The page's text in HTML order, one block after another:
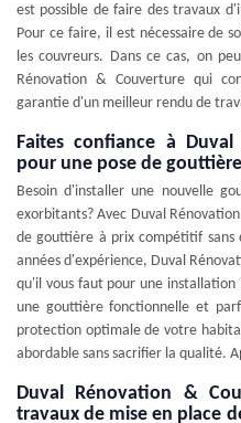
est possible de faire des travaux
Pour ce faire, il est nécessaire de
les couvreurs. Dans ce cas, on
Rénovation & Couverture qui
garantie d'un meilleur rendu de
Faites confiance à
pour une pose de
Besoin d'installer une nouvelle
exorbitants? Avec Duval
de gouttière à prix compétitif
années d'expérience, Duval
qu'il vous faut pour une
une gouttière fonctionnelle et
protection optimale de votre
abordable sans sacrifier la qualité.
Duval Rénovation &
travaux de mise en place